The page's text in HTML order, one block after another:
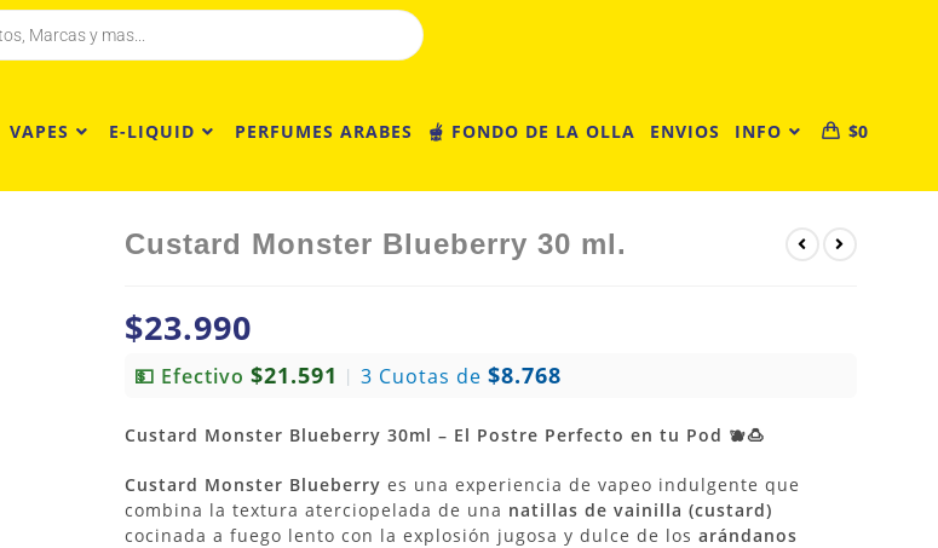
VAPES E-LIQUID PERFUMES ARABES 🫕 FONDO DE LA OLLA ENVIOS INFO $0
Custard Monster Blueberry 30 ml.
$23.990
💵 Efectivo $21.591 | 3 Cuotas de $8.768
Custard Monster Blueberry 30ml – El Postre Perfecto en tu Pod 🫐🍮
Custard Monster Blueberry es una experiencia de vapeo indulgente que
combina la textura aterciopelada de una natillas de vainilla (custard)
cocinada a fuego lento con la explosión jugosa y dulce de los arándanos